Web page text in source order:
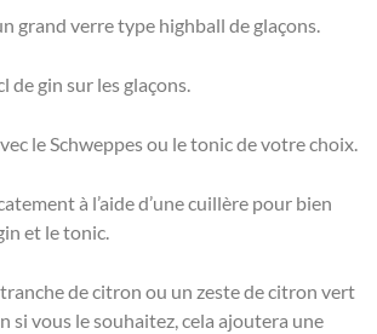
grand verre type highball de glaçons.
de gin sur les glaçons.
le Schweppes ou le tonic de votre choix.
à l’aide d’une cuillère pour bien
et le tonic.
de citron ou un zeste de citron vert
si vous le souhaitez, cela ajoutera une